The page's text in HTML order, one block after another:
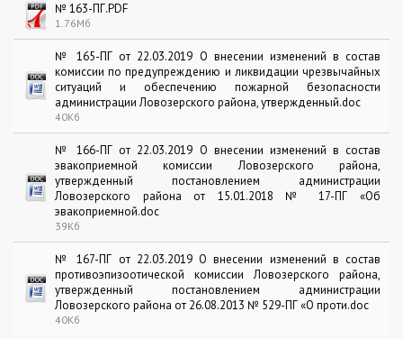
№ 163-ПГ.PDF
1.76Мб
№ 165-ПГ от 22.03.2019 О внесении изменений в состав
комиссии по предупреждению и ликвидации чрезвычайных
ситуаций и обеспечению пожарной безопасности
администрации Ловозерского района, утвержденный.doc
40Кб
№ 166-ПГ от 22.03.2019 О внесении изменений в состав
эвакоприемной комиссии Ловозерского района,
утвержденный постановлением администрации
Ловозерского района от 15.01.2018 № 17-ПГ «Об
эвакоприемной.doc
39Кб
№ 167-ПГ от 22.03.2019 О внесении изменений в состав
противоэпизоотической комиссии Ловозерского района,
утвержденный постановлением администрации
Ловозерского района от 26.08.2013 № 529-ПГ «О проти.doc
40Кб